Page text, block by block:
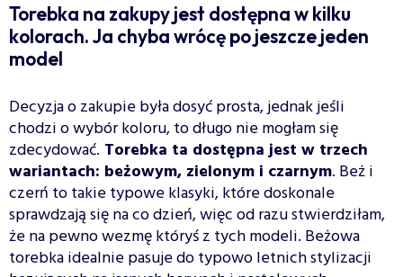
Torebka na zakupy jest dostępna w kilku
kolorach. Ja chyba wrócę po jeszcze jeden
model
Decyzja o zakupie była dosyć prosta, jednak jeśli
chodzi o wybór koloru, to długo nie mogłam się
zdecydować. Torebka ta dostępna jest w trzech
wariantach: beżowym, zielonym i czarnym. Beż i
czerń to takie typowe klasyki, które doskonale
sprawdzają się na co dzień, więc od razu stwierdziłam,
że na pewno wezmę któryś z tych modeli. Beżowa
torebka idealnie pasuje do typowo letnich stylizacji